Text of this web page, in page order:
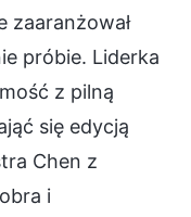
zaaranżował
próbie. Liderka
z pilną
się edycją
Chen z
i